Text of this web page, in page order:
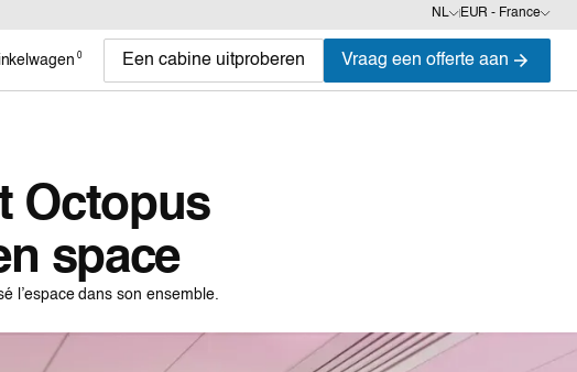
NL EUR - France
0 Een cabine uitproberen Vraag een offerte aan
Octopus
space
l’espace dans son ensemble.